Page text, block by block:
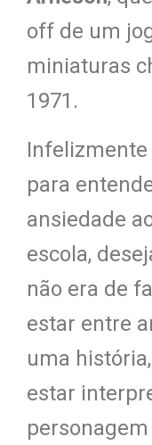
off de um
miniaturas
1971.
para
ansiedade
escola,
não era de
estar entre
uma
estar